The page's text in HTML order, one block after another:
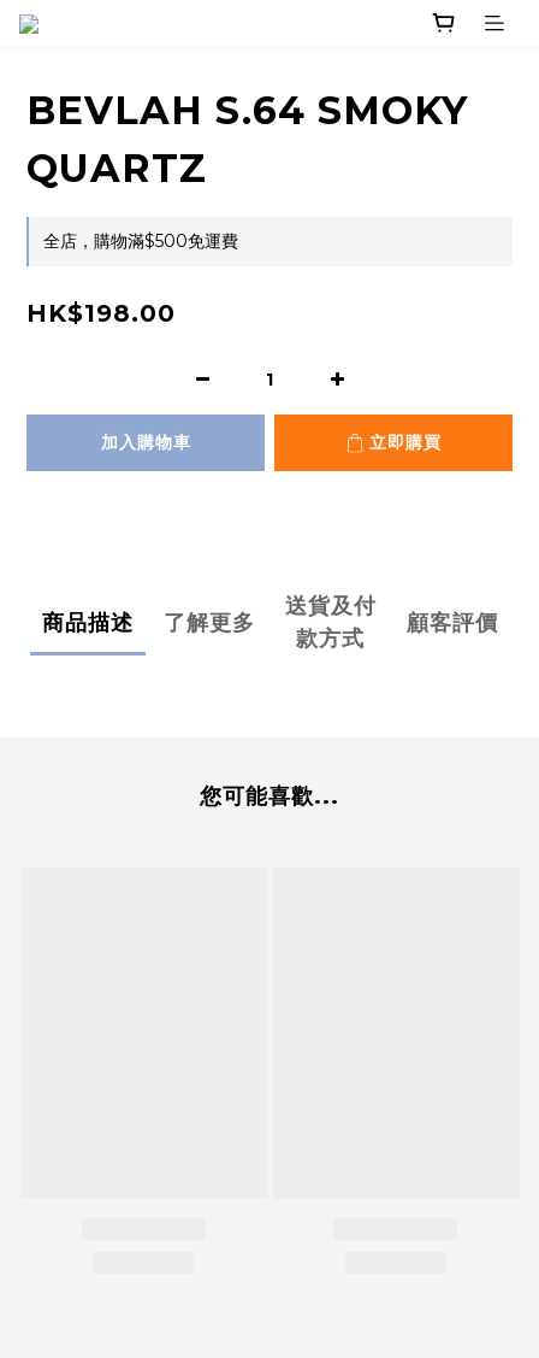
BEVLAH S.64 SMOKY
QUARTZ
全店，購物滿$500免運費
HK$198.00
加入購物車 立即購買
商品描述 了解更多
送貨及付
款方式
顧客評價
您可能喜歡...